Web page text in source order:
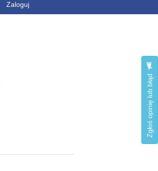
Zaloguj
Zgłoś opinię lub błąd